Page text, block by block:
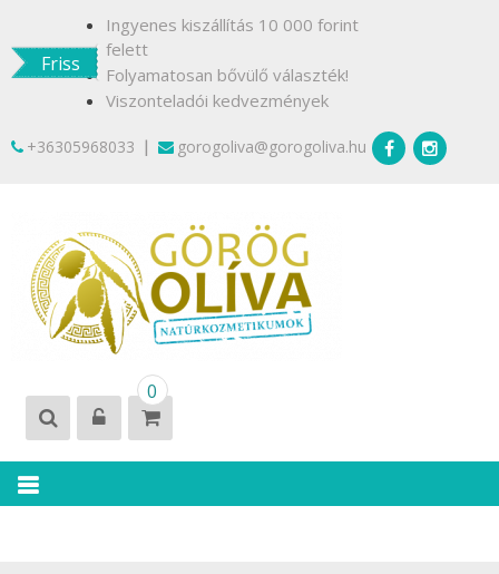
contentFriss
Ingyenes kiszállítás 10 000 forint
felett
Folyamatosan bővülő választék!
Viszonteladói kedvezmények
+36305968033 | gorogoliva@gorogoliva.hu
0